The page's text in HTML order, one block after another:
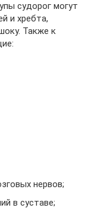
судорог могут
и хребта,
Также к
нервов;
в суставе;